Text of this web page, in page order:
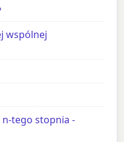
wspólnej
tego stopnia -